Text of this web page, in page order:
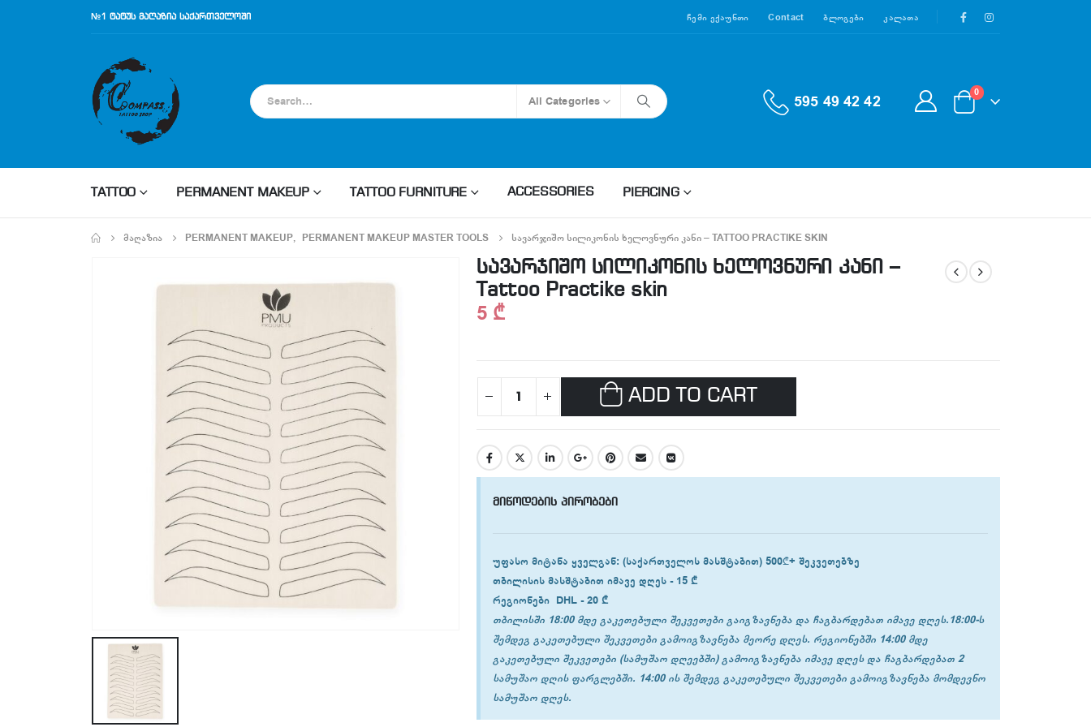
№1 ტატუს მაღაზია საქართველოში Ჩემი Ექაუნთი Contact Ბლოგები Კალათა
All Categories 595 49 42 42 0
TATTOO PERMANENT MAKEUP TATTOO FURNITURE ACCESSORIES PIERCING
ᲛᲐᲦᲐᲖᲘᲐ PERMANENT MAKEUP, PERMANENT MAKEUP MASTER TOOLS ᲡᲐᲕᲐᲠᲯᲘᲨᲝ ᲡᲘᲚᲘᲙᲝᲜᲘᲡ ᲮᲔᲚᲝᲕᲜᲣᲠᲘ ᲙᲐᲜᲘ – TATTOO PRACTIKE SKIN
სავარჯიშო სილიკონის ხელოვნური კანი –
Tattoo Practike skin
5 ₾
ADD TO CART
მიწოდების პირობები
უფასო მიტანა ყველგან: (საქართველოს მასშტაბით) 500₾+ შეკვეთებზე
თბილისისმასშტაბით იმავე დღეს -15 ₾
რეგიონებიDHL -20 ₾
თბილისში 18:00 მდე გაკეთებული შეკვეთები გაიგზავნება და ჩაგბარდებათ იმავე დღეს.18:00-ს
შემდეგ გაკეთებული შეკვეთები გამოიგზავნება მეორე დღეს. რეგიონებში 14:00 მდე
გაკეთებული შეკვეთები (სამუშაო დღეებში) გამოიგზავნება იმავე დღეს და ჩაგბარდებათ 2
სამუშაო დღის ფარგლებში. 14:00 ის შემდეგ გაკეთებული შეკვეთები გამოიგზავნება მომდევნო
სამუშაო დღეს.